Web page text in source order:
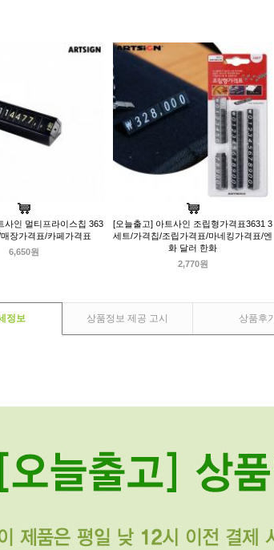
사인 멀티프라이스칩 363
장가격표/카페가격표
6,650원
[오늘출고] 아트사인 조립형가격표3631 3
세트/가격칩/조립가격표/마네킹가격표/엔
화 달러 한화
2,770원
정보 상품정보 제공 고시 상품후기